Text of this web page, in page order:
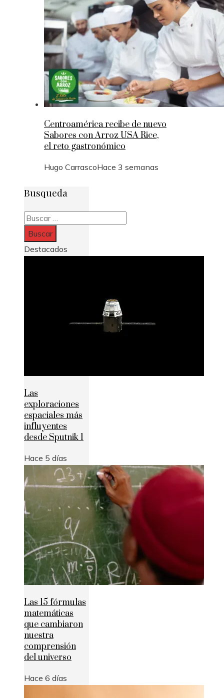
Centroamérica recibe de nuevo
Sabores con Arroz USA Rice,
el reto gastronómico
Hugo CarrascoHace 3 semanas
Busqueda
Buscar:
Destacados
Las
exploraciones
espaciales más
influyentes
desde Sputnik 1
Hace 5 días
Las 15 fórmulas
matemáticas
que cambiaron
nuestra
comprensión
del universo
Hace 6 días